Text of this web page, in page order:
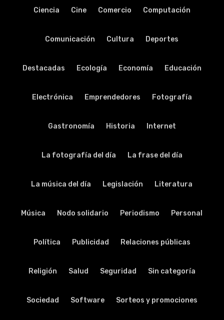
Ciencia Cine Comercio Computación
Comunicación Cultura Deportes
Destacadas Ecología Economía Educación
Electrónica Emprendedores Fotografía
Gastronomía Historia Internet
La fotografía del día La frase del día
La música del día Legislación Literatura
Música Nodo solidario Periodismo Personal
Política Publicidad Relaciones públicas
Religión Salud Seguridad Sin categoría
Sociedad Software Sorteos y promociones